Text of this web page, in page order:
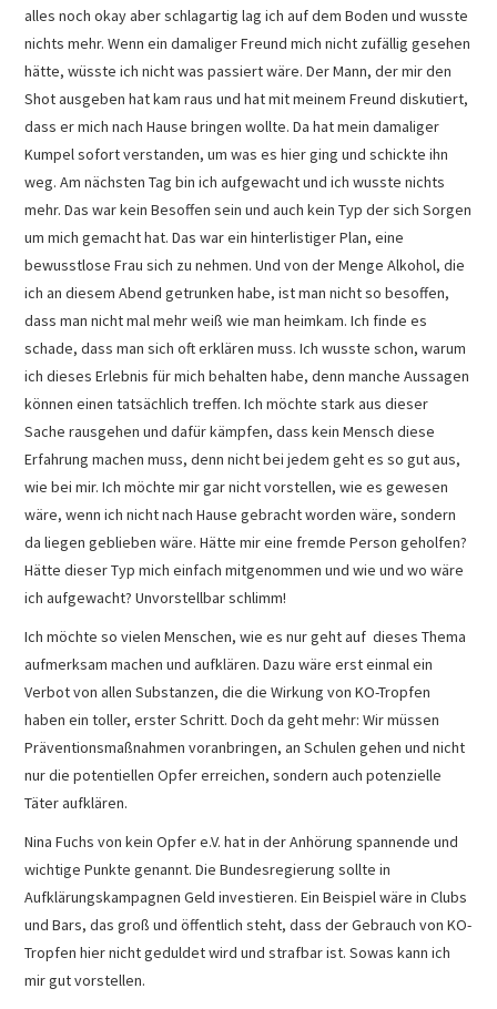
alles noch okay aber schlagartig lag ich auf dem Boden und wusste
nichts mehr. Wenn ein damaliger Freund mich nicht zufällig gesehen
hätte, wüsste ich nicht was passiert wäre. Der Mann, der mir den
Shot ausgeben hat kam raus und hat mit meinem Freund diskutiert,
dass er mich nach Hause bringen wollte. Da hat mein damaliger
Kumpel sofort verstanden, um was es hier ging und schickte ihn
weg. Am nächsten Tag bin ich aufgewacht und ich wusste nichts
mehr. Das war kein Besoffen sein und auch kein Typ der sich Sorgen
um mich gemacht hat. Das war ein hinterlistiger Plan, eine
bewusstlose Frau sich zu nehmen. Und von der Menge Alkohol, die
ich an diesem Abend getrunken habe, ist man nicht so besoffen,
dass man nicht mal mehr weiß wie man heimkam. Ich finde es
schade, dass man sich oft erklären muss. Ich wusste schon, warum
ich dieses Erlebnis für mich behalten habe, denn manche Aussagen
können einen tatsächlich treffen. Ich möchte stark aus dieser
Sache rausgehen und dafür kämpfen, dass kein Mensch diese
Erfahrung machen muss, denn nicht bei jedem geht es so gut aus,
wie bei mir. Ich möchte mir gar nicht vorstellen, wie es gewesen
wäre, wenn ich nicht nach Hause gebracht worden wäre, sondern
da liegen geblieben wäre. Hätte mir eine fremde Person geholfen?
Hätte dieser Typ mich einfach mitgenommen und wie und wo wäre
ich aufgewacht? Unvorstellbar schlimm!
Ich möchte so vielen Menschen, wie es nur geht auf dieses Thema
aufmerksam machen und aufklären. Dazu wäre erst einmal ein
Verbot von allen Substanzen, die die Wirkung von KO-Tropfen
haben ein toller, erster Schritt. Doch da geht mehr: Wir müssen
Präventionsmaßnahmen voranbringen, an Schulen gehen und nicht
nur die potentiellen Opfer erreichen, sondern auch potenzielle
Täter aufklären.
Nina Fuchs von kein Opfer e.V. hat in der Anhörung spannende und
wichtige Punkte genannt. Die Bundesregierung sollte in
Aufklärungskampagnen Geld investieren. Ein Beispiel wäre in Clubs
und Bars, das groß und öffentlich steht, dass der Gebrauch von KO-
Tropfen hier nicht geduldet wird und strafbar ist. Sowas kann ich
mir gut vorstellen.